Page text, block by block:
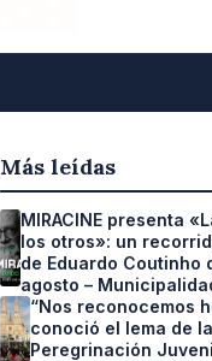
Más leídas
MIRACINE presenta
los otros»: un
de Eduardo Coutinho
agosto –
“Nos reconocemos
conoció el lema de
Peregrinación